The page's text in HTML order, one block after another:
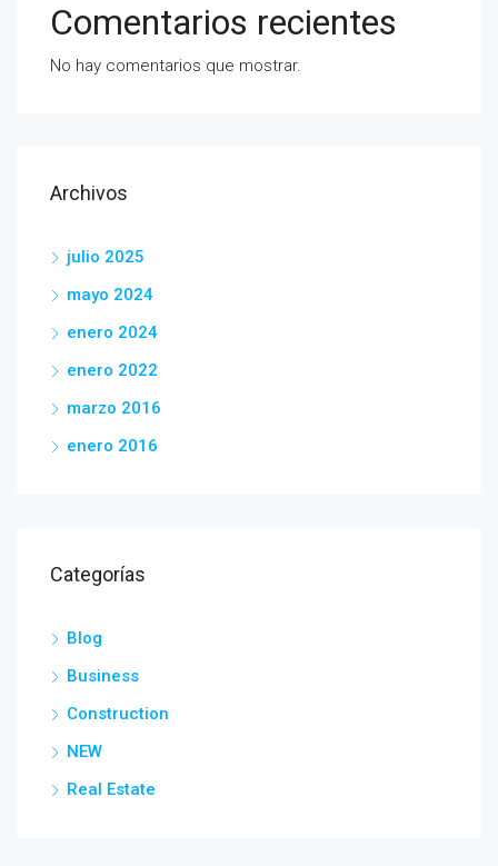
Comentarios recientes
No hay comentarios que mostrar.
Archivos
julio 2025
mayo 2024
enero 2024
enero 2022
marzo 2016
enero 2016
Categorías
Blog
Business
Construction
NEW
Real Estate